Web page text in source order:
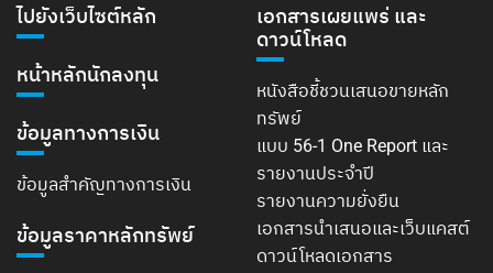
ไปยังเว็บไซต์หลัก
หน้าหลักนักลงทุน
ข้อมูลทางการเงิน
ข้อมูลสำคัญทางการเงิน
ข้อมูลราคาหลักทรัพย์
เอกสารเผยแพร่ และ
ดาวน์โหลด
หนังสือชี้ชวนเสนอขายหลัก
ทรัพย์
แบบ 56-1 One Report และ
รายงานประจำปี
รายงานความยั่งยืน
เอกสารนำเสนอและเว็บแคสต์
ดาวน์โหลดเอกสาร